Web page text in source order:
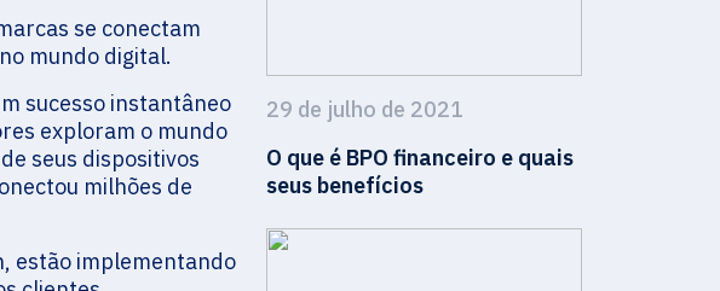
se conectam
mundo digital.
sucesso instantâneo
exploram o mundo
seus dispositivos
milhões de
estão implementando
29 de julho de 2021
O que é BPO financeiro e quais
seus benefícios